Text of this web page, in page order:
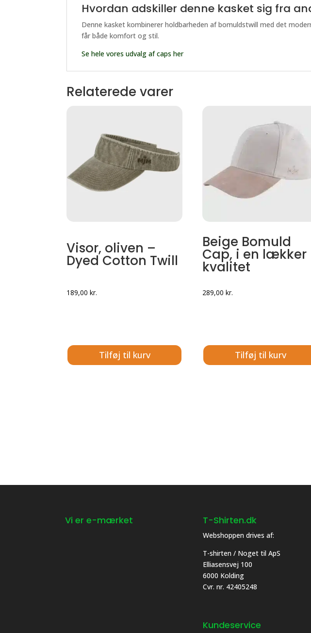
Hvordan adskiller denne kasket sig fra
Denne kasket kombinerer holdbarheden af bomuldstwill med det
får både komfort og stil.
Se hele vores udvalg af caps her
Relaterede varer
Visor, oliven –
Dyed Cotton Twill
189,00 kr.
Tilføj til kurv
Beige Bomuld
Cap, i en lækker
kvalitet
289,00kr.
Tilføj til kurv
Vi er e-mærket T-Shirten.dk
Webshoppen drives af:
T-shirten / Noget til ApS
Elliasensvej 100
6000 Kolding
Cvr. nr. 42405248
Kundeservice